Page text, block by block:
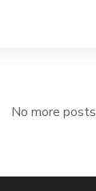
No more posts